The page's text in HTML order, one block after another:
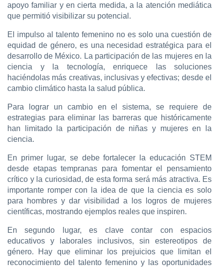
apoyo familiar y en cierta medida, a la atención mediática
que permitió visibilizar su potencial.
El impulso al talento femenino no es solo una cuestión de
equidad de género, es una necesidad estratégica para el
desarrollo de México. La participación de las mujeres en la
ciencia y la tecnología, enriquece las soluciones
haciéndolas más creativas, inclusivas y efectivas; desde el
cambio climático hasta la salud pública.
Para lograr un cambio en el sistema, se requiere de
estrategias para eliminar las barreras que históricamente
han limitado la participación de niñas y mujeres en la
ciencia.
En primer lugar, se debe fortalecer la educación STEM
desde etapas tempranas para fomentar el pensamiento
crítico y la curiosidad, de esta forma será más atractiva. Es
importante romper con la idea de que la ciencia es solo
para hombres y dar visibilidad a los logros de mujeres
científicas, mostrando ejemplos reales que inspiren.
En segundo lugar, es clave contar con espacios
educativos y laborales inclusivos, sin estereotipos de
género. Hay que eliminar los prejuicios que limitan el
reconocimiento del talento femenino y las oportunidades